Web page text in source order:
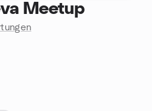
Meetup